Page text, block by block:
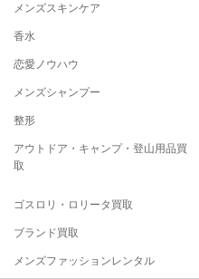
メンズスキンケア
香水
恋愛ノウハウ
メンズシャンプー
整形
アウトドア・キャンプ・登山用品買
取
ゴスロリ・ロリータ買取
ブランド買取
メンズファッションレンタル